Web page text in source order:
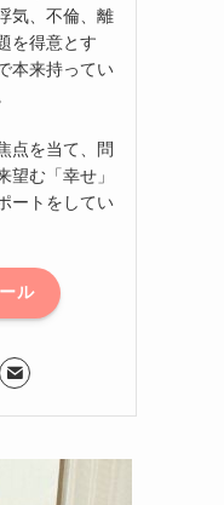
気、不倫、離
を得意とす
本来持ってい
点を当て、問
望む「幸せ」
ートをしてい
ル